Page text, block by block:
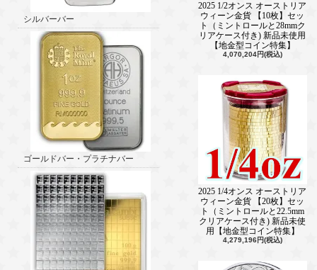
シルバーバー
ゴールドバー・プラチナバー
2025 1/2オンス オーストリア
ウィーン金貨 【10枚】セッ
ト（ミントロールと28mmク
リアケース付き) 新品未使用
【地金型コイン特集】
4,070,204円(税込)
2025 1/4オンス オーストリア
ウィーン金貨 【20枚】セッ
ト（ミントロールと22.5mm
クリアケース付き) 新品未使
用【地金型コイン特集】
4,279,196円(税込)